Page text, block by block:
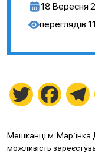
18 Вересня
переглядів
Twitter
Мешканці м. Мар’їнка
можливість